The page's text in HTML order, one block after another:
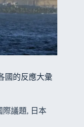
國的反應大彙
際議題, 日本